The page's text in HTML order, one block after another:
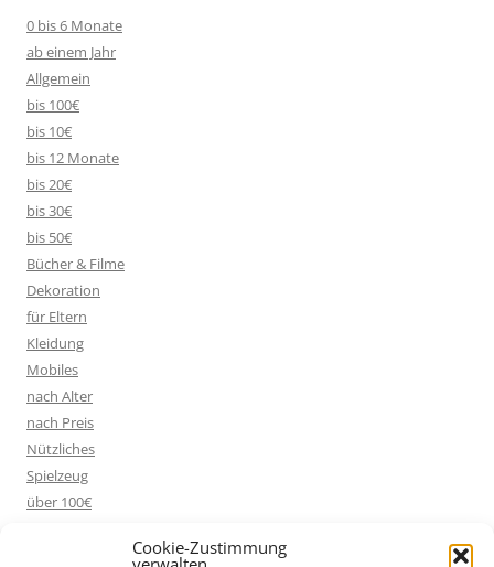
Cookie-Zustimmung
0 bis 6 Monate
ab einem Jahr
Allgemein
bis 100€
bis 10€
bis 12 Monate
bis 20€
bis 30€
bis 50€
Bücher & Filme
Dekoration
für Eltern
Kleidung
Mobiles
nach Alter
nach Preis
Nützliches
Spielzeug
über 100€